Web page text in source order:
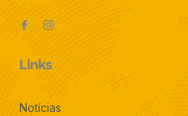
Links
Notícias